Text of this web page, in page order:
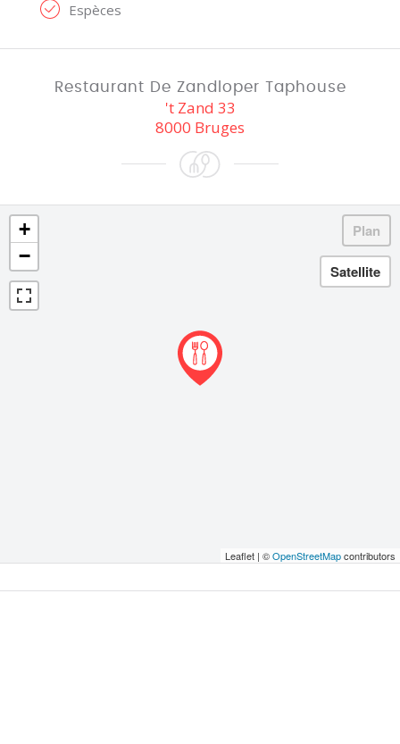
Espèces
Restaurant De Zandloper Taphouse
't Zand 33
8000 Bruges
+
−
Leaflet | ©OpenStreetMapcontributors